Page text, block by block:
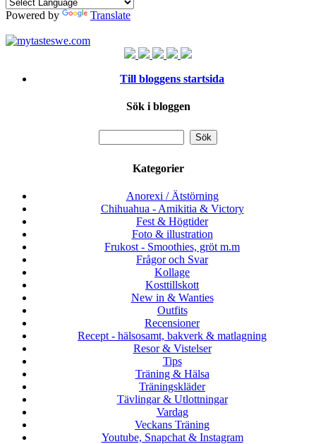
Powered by Translate
Till bloggens startsida
Sök i bloggen
Kategorier
Anorexi / Ätstörning
Chihuahua - Amikitia & Victory
Fest & Högtider
Foto & illustration
Frukost - Smoothies, gröt m.m
Frågor och Svar
Kollage
Kosttillskott
New in & Wanties
Outfits
Recensioner
Recept - hälsosamt, bakverk & matlagning
Resor & Vistelser
Tips
Träning & Hälsa
Träningskläder
Tävlingar & Utlottningar
Vardag
Veckans Träning
Youtube, Snapchat & Instagram